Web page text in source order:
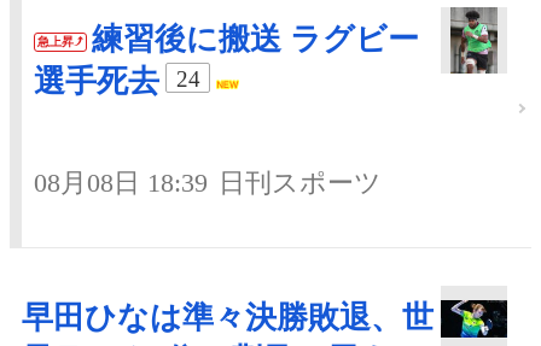
急上昇
練習後に搬送 ラグビー
選手死去
24
08月08日 18:39 日刊スポーツ
早田ひなは準々決勝敗退、世